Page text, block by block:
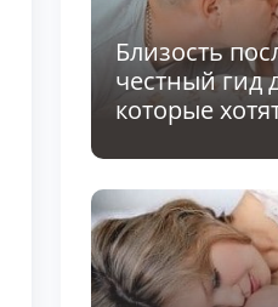
Близость
честный гид
которые